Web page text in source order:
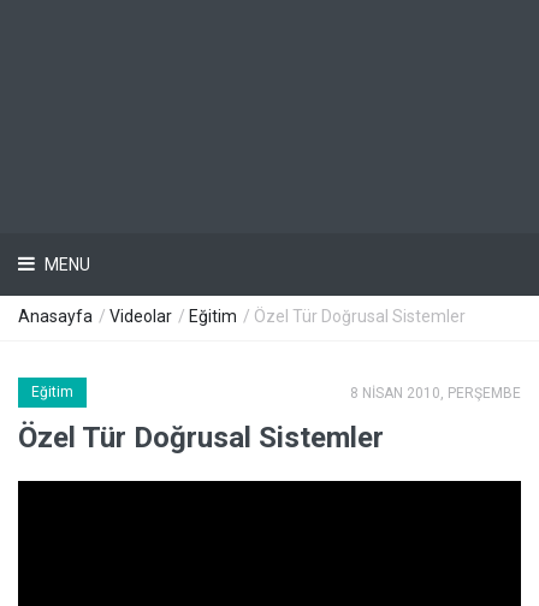
MENU
Anasayfa / Videolar / Eğitim / Özel Tür Doğrusal Sistemler
Eğitim 8 NİSAN 2010, PERŞEMBE
Özel Tür Doğrusal Sistemler